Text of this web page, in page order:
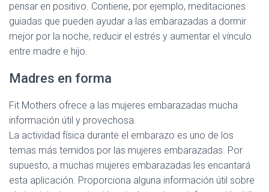
pensar en positivo. Contiene, por ejemplo, meditaciones
guiadas que pueden ayudar a las embarazadas a dormir
mejor por la noche, reducir el estrés y aumentar el vínculo
entre madre e hijo.
Madres en forma
Fit Mothers ofrece a las mujeres embarazadas mucha
información útil y provechosa.
La actividad física durante el embarazo es uno de los
temas más temidos por las mujeres embarazadas. Por
supuesto, a muchas mujeres embarazadas les encantará
esta aplicación. Proporciona alguna información útil sobre